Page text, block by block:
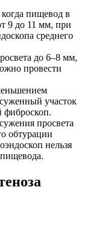
когда пищевод в
9 до 11 мм, при
среднего
до 6–8 мм,
провести
участок
фиброскоп.
просвета
обтурации
нельзя